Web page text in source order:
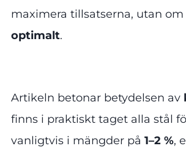
maximera tillsatserna, utan
optimalt.
Artikeln betonar betydelsen av
finns i praktiskt taget alla stål
vanligtvis i mängder på 1–2 %,